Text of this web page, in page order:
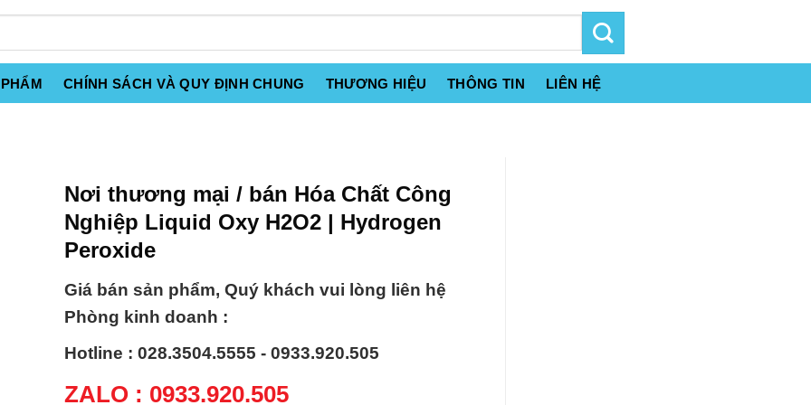
CHÍNH SÁCH VÀ QUY ĐỊNH CHUNG THƯƠNG HIỆU THÔNG TIN LIÊN HỆ
Nơi thương mại / bán Hóa Chất Công
Nghiệp Liquid Oxy H2O2 | Hydrogen
Peroxide
Giá bán sản phẩm, Quý khách vui lòng liên hệ
Phòng kinh doanh :
Hotline : 028.3504.5555 - 0933.920.505
ZALO : 0933.920.505